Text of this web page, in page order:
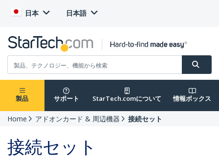
日本 日本語
製品 サポート StarTech.comについて 情報ボックス
Home アドオンカード & 周辺機器 接続セット
接続セット